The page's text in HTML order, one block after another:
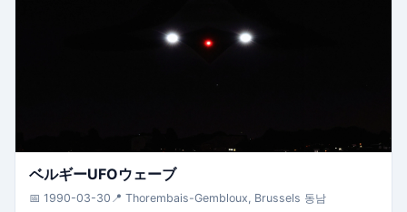
ベルギーUFOウェーブ
📅 1990-03-30 📍 Thorembais-Gembloux, Brussels 동남